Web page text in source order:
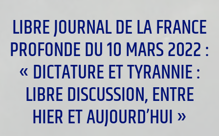
LIBRE JOURNAL DE LA FRANCE
PROFONDE DU 10 MARS 2022 :
« DICTATURE ET TYRANNIE :
LIBRE DISCUSSION, ENTRE
HIER ET AUJOURD’HUI »